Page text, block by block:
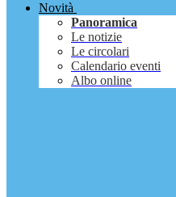
Novità
Panoramica
Le notizie
Le circolari
Calendario eventi
Albo online